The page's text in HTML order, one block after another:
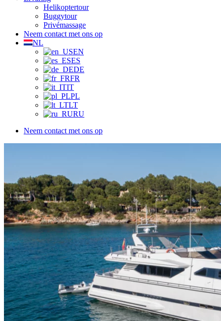
Helikoptertour
Buggytour
Privémassage
Neem contact met ons op
NL
EN
ES
DE
FR
IT
PL
LT
RU
Neem contact met ons op